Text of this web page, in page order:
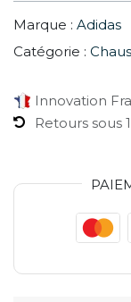
Marque : Adidas
Catégorie :
Innovation
Retours sous